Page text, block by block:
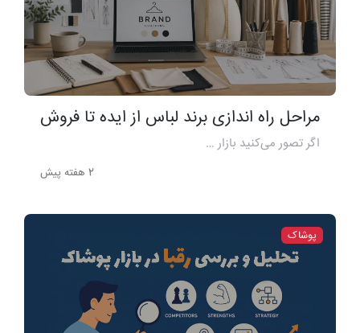
مراحل راه اندازی برند لباس از ایده تا فروش
اگر تصور می‌کنید بازار …
2 هفته پیش
پوشاک